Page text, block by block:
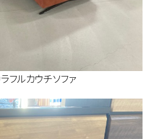
フルカウチソファ